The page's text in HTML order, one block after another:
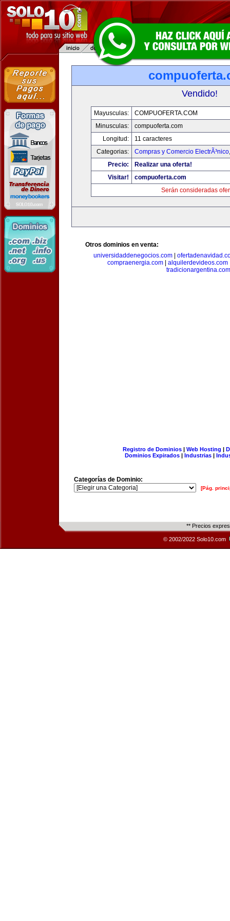
Vendido!
Mayusculas:
COMPUOFERTA.COM
Minusculas:
compuoferta.com
Longitud:
11 caracteres
Categorias:
Compras y Comercio ElectrÃ³nico
Precio:
Realizar una oferta!
Visitar!
compuoferta.com
Serán consideradas
Otros dominios en venta:
universidaddenegocios.com
compraenergia.com
alquilerdevideos.com
tradicionargentina.com
Registro de Dominios| Web Hosting |
Dominios Expirados | Industrias |
Categorías de Dominio:
[Pág.
** Precios
© 2002/2022 Solo10.com